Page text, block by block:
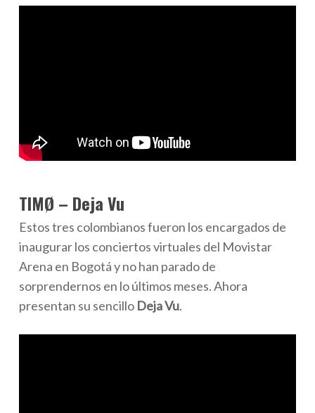
TIMØ – Deja Vu
Estos tres colombianos fueron los encargados de
inaugurar los conciertos virtuales del Movistar
Arena en Bogotá y no han parado de
sorprendernos en lo últimos meses. Ahora
presentan su sencillo Deja Vu.